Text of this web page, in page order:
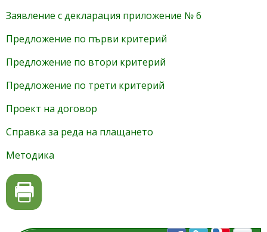
Заявление с декларация приложение № 6
Предложение по първи критерий
Предложение по втори критерий
Предложение по трети критерий
Проект на договор
Справка за реда на плащането
Методика